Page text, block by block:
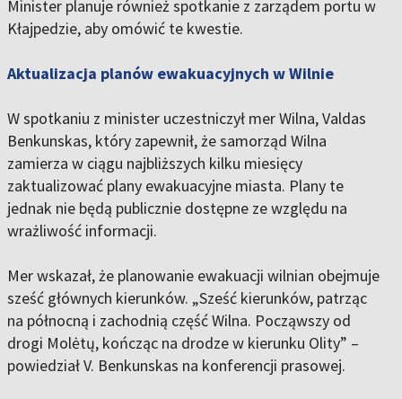
Minister planuje również spotkanie z zarządem portu w
Kłajpedzie, aby omówić te kwestie.
Aktualizacja planów ewakuacyjnych w Wilnie
W spotkaniu z minister uczestniczył mer Wilna, Valdas
Benkunskas, który zapewnił, że samorząd Wilna
zamierza w ciągu najbliższych kilku miesięcy
zaktualizować plany ewakuacyjne miasta. Plany te
jednak nie będą publicznie dostępne ze względu na
wrażliwość informacji.
Mer wskazał, że planowanie ewakuacji wilnian obejmuje
sześć głównych kierunków. „Sześć kierunków, patrząc
na północną i zachodnią część Wilna. Począwszy od
drogi Molėtų, kończąc na drodze w kierunku Olity” –
powiedział V. Benkunskas na konferencji prasowej.